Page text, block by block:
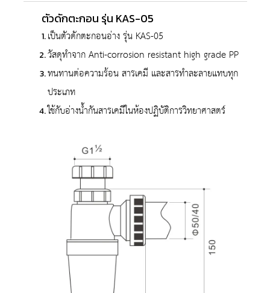
ตัวดักตะกอน รุ่น KAS-05
เป็นตัวดักตะกอนอ่าง รุ่น KAS-05
วัสดุทำจาก Anti-corrosion resistant high grade PP
ทนทานต่อความร้อน สารเคมี และสารทำละลายแทบทุก
ประเภท
ใช้กับอ่างน้ำกันสารเคมีในห้องปฏิบัติการวิทยาศาสตร์